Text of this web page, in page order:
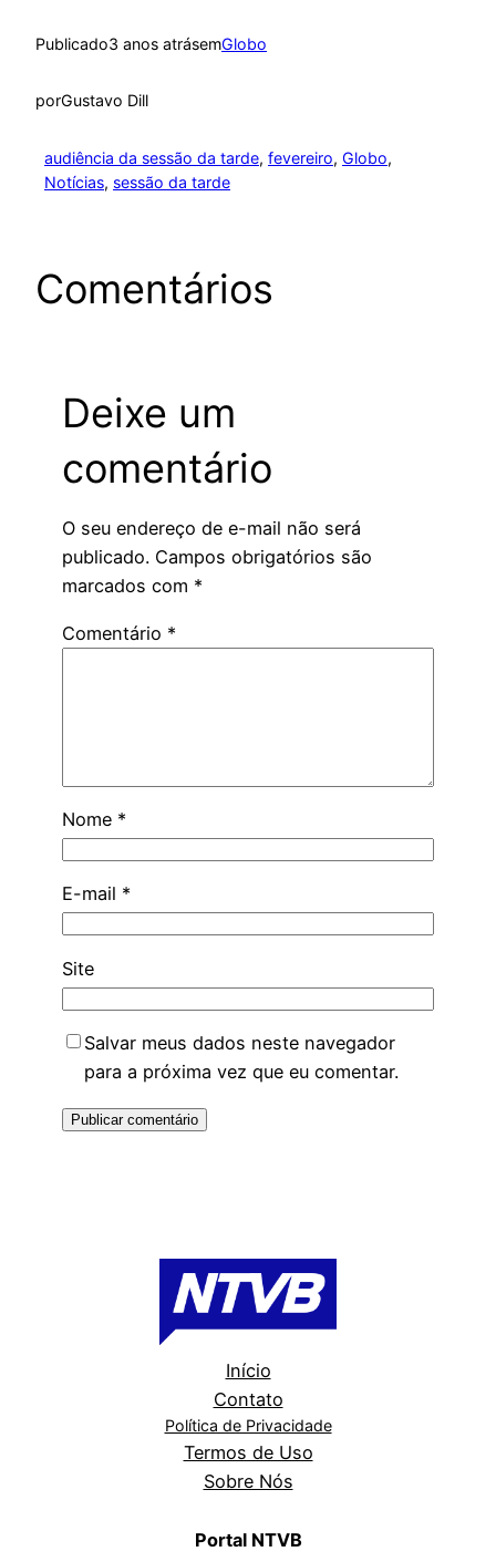
Publicado3 anos atrásemGlobo
porGustavo Dill
audiência da sessão da tarde, fevereiro, Globo
Notícias, sessão da tarde
Comentários
Deixe um
comentário
O seu endereço de e-mail não será
publicado. Campos obrigatórios são
marcados com *
Comentário *
Nome *
E-mail *
Site
Salvar meus dados neste navegador
para a próxima vez que eu comentar.
Início
Contato
Política de Privacidade
Termos de Uso
Sobre Nós
Portal NTVB